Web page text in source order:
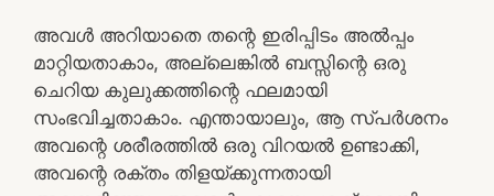
അവൾ അറിയാതെ തന്റെ ഇരിപ്പിടം അൽപ്പം
മാറ്റിയതാകാം, അല്ലെങ്കിൽ ബസ്സിന്റെ ഒരു
ചെറിയ കുലുക്കത്തിന്റെ ഫലമായി
സംഭവിച്ചതാകാം. എന്തായാലും, ആ സ്പർശനം
അവന്റെ ശരീരത്തിൽ ഒരു വിറയൽ ഉണ്ടാക്കി,
അവന്റെ രക്തം തിളയ്ക്കുന്നതായി